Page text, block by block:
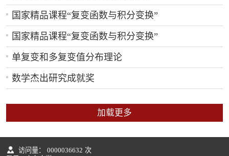
国家精品课程“复变函数与积分变换”
国家精品课程“复变函数与积分变换”
单复变和多复变值分布理论
数学杰出研究成就奖
加载更多
访问量： 0000036632 次